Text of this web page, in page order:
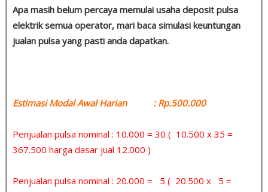
Apa masih belum percaya memulai usaha deposit pulsa
elektrik semua operator, mari baca simulasi keuntungan
jualan pulsa yang pasti anda dapatkan.
Estimasi Modal Awal Harian : Rp.500.000
Penjualan pulsa nominal : 10.000 = 30 ( 10.500 x 35 =
367.500 harga dasar jual 12.000 )
Penjualan pulsa nominal : 20.000 = 5 ( 20.500 x 5 =